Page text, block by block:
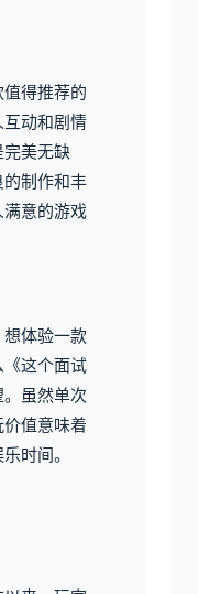
值得推荐的
动和剧情
美无缺
制作和丰
意的游戏
体验一款
这个面试
虽然单次
值意味着
时间。